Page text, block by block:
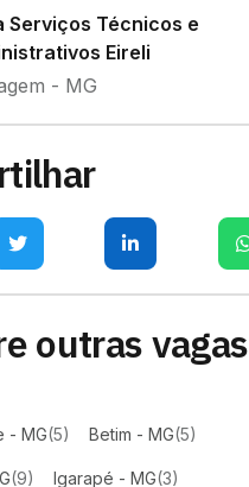
Serviços Técnicos e
Eireli
- MG
outras vagas
- MG(5) Betim - MG(5)
(9) Igarapé - MG(3)